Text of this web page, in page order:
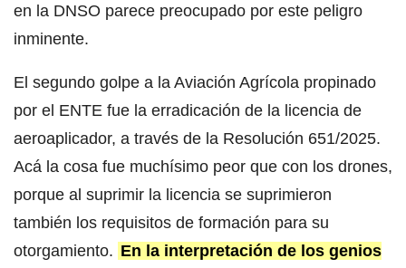
en la DNSO parece preocupado por este peligro
inminente.
El segundo golpe a la Aviación Agrícola propinado
por el ENTE fue la erradicación de la licencia de
aeroaplicador, a través de la Resolución 651/2025.
Acá la cosa fue muchísimo peor que con los drones,
porque al suprimir la licencia se suprimieron
también los requisitos de formación para su
otorgamiento. En la interpretación de los genios